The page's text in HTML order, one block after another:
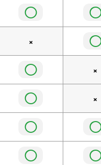
◯ ◯
× ◯
◯ ×
◯ ×
◯ ◯
◯ ◯